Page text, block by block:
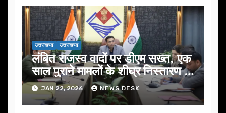
उत्तराखण्ड उत्तराखण्ड
लंबित राजस्व वादों पर डीएम सख्त, एक
साल पुराने मामलों के शीघ्र निस्तारण के
आदेश…
JAN 22, 2026 NEWS DESK